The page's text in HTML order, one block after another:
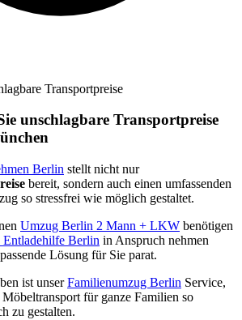
Transportpreise
unschlagbare Transportpreise
Berlin stellt nicht nur
bereit, sondern auch einen umfassenden
so stressfrei wie möglich gestaltet.
Umzug Berlin 2 Mann + LKW benötigen
Entladehilfe Berlin in Anspruch nehmen
Lösung für Sie parat.
ist unserFamilienumzug Berlin Service,
für ganze Familien so
zu gestalten.